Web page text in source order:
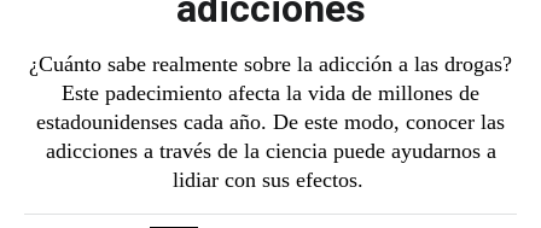
¿Cuánto sabe realmente sobre la adicción a las drogas?
Este padecimiento afecta la vida de millones de
estadounidenses cada año. De este modo, conocer las
adicciones a través de la ciencia puede ayudarnos a
lidiar con sus efectos.